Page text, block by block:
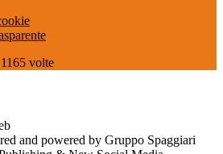
1165 volte
and powered by Gruppo Spaggiari